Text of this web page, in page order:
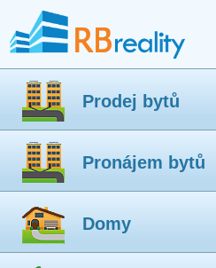
Prodej bytů
Pronájem bytů
Domy